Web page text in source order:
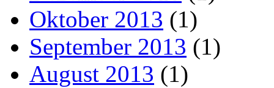
Oktober 2013 (1)
September 2013 (1)
August 2013 (1)